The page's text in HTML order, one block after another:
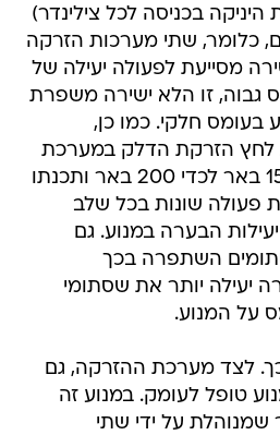
בכניסה לכל צילינדר)
כלומר, שתי מערכות הזרקה
מסייעת לפעולה יעילה של
גבוה, זו הלא ישירה משפרת
בעומס חלקי. כמו כן,
לחץ הזרקת הדלק במערכת
ההזרקה הישירה מ-150 באר לכדי 200 באר ותכנתו
פעולה שונות בכל שלב
הבערה במנוע. גם
השתפרה בכך
יעילה יותר את שסתומי
על המנוע.
לצד מערכת ההזרקה, גם
טופל לעומק. במנוע זה
על ידי שתי